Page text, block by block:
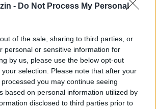
- Do Not Process My Personal
of the sale, sharing to third parties, or
personal or sensitive information for
by us, please use the below opt-out
selection. Please note that after your
you may continue seeing
based on personal information utilized by
disclosed to third parties prior to
11. rész